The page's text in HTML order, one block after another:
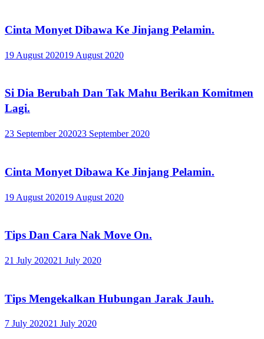
Cinta Monyet Dibawa Ke Jinjang Pelamin.
19 August 202019 August 2020
Si Dia Berubah Dan Tak Mahu Berikan Komitmen
Lagi.
23 September 202023 September 2020
Cinta Monyet Dibawa Ke Jinjang Pelamin.
19 August 202019 August 2020
Tips Dan Cara Nak Move On.
21 July 202021 July 2020
Tips Mengekalkan Hubungan Jarak Jauh.
7 July 202021 July 2020